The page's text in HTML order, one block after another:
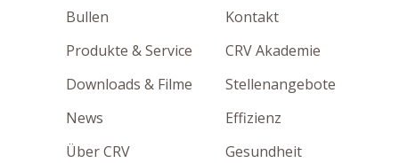
Bullen
Produkte & Service
Downloads & Filme
News
Über CRV
Kontakt
CRV Akademie
Stellenangebote
Effizienz
Gesundheit